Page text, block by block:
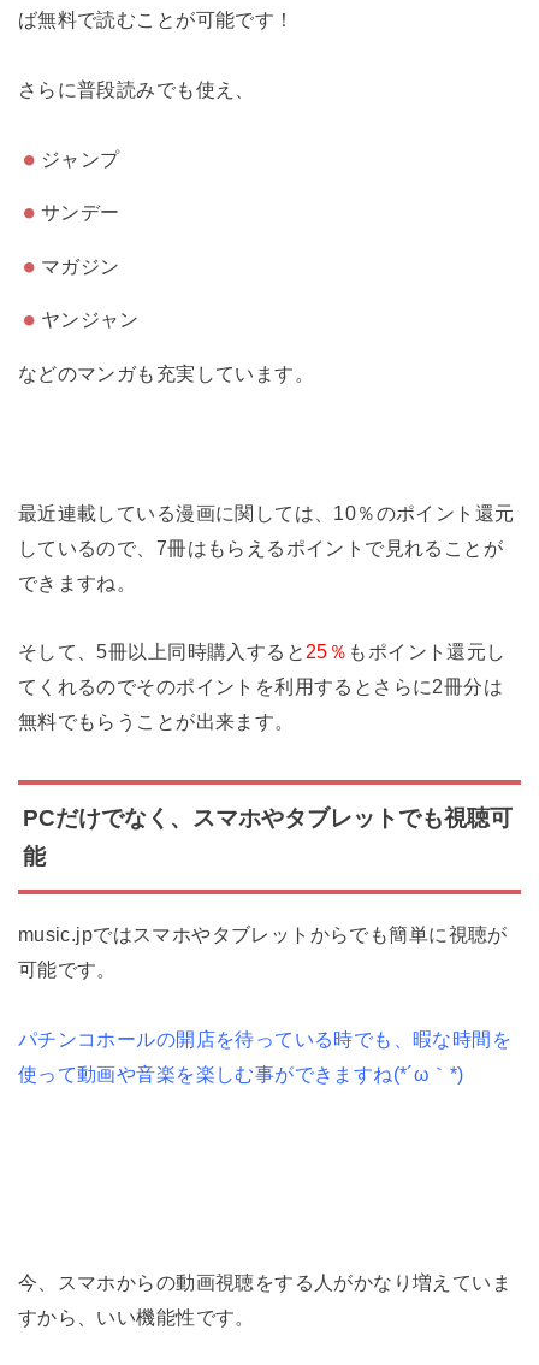
ば無料で読むことが可能です！
さらに普段読みでも使え、
ジャンプ
サンデー
マガジン
ヤンジャン
などのマンガも充実しています。
最近連載している漫画に関しては、 10％のポイント還元
しているので、7冊はもらえるポイントで見れることが
できますね。
そして、5冊以上同時購入すると 25％ もポイント還元し
てくれるのでそのポイントを利用するとさらに2冊分は
無料でもらうことが出来ます。
PCだけでなく、スマホやタブレットでも視聴可
能
music.jpではスマホやタブレットからでも簡単に視聴が
可能です。
パチンコホールの開店を待っている時でも、暇な時間を
使って動画や音楽を楽しむ事ができますね(*´ω｀*)
今、スマホからの動画視聴をする人がかなり増えていま
すから、いい機能性です。